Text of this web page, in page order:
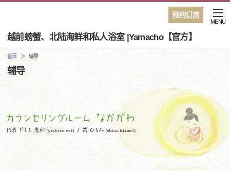
预约订房
越前螃蟹、北陆海鲜和私人浴室 |Yamacho【官方】
MENU
首页 辅导
辅导